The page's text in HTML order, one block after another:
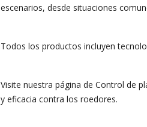
escenarios, desde situaciones
Todos los productos incluyen
Visite nuestra página de Control de
y eficacia contra los roedores.